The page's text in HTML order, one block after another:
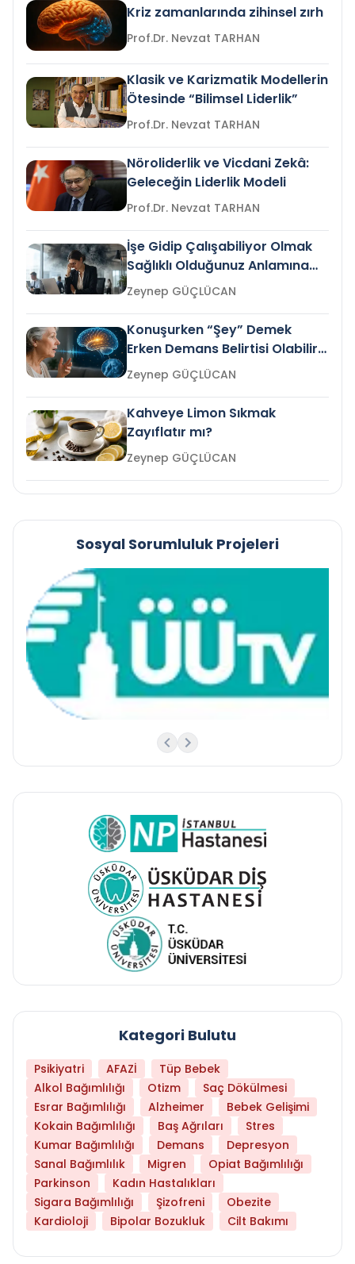
Kriz zamanlarında zihinsel zırh
Prof.Dr. Nevzat TARHAN
Klasik ve Karizmatik Modellerin
Ötesinde “Bilimsel Liderlik”
Prof.Dr. Nevzat TARHAN
Nöroliderlik ve Vicdani Zekâ:
Geleceğin Liderlik Modeli
Prof.Dr. Nevzat TARHAN
İşe Gidip Çalışabiliyor Olmak
Sağlıklı Olduğunuz Anlamına
Gelir mi?Zeynep GÜÇLÜCAN
Konuşurken “Şey” Demek
Erken Demans Belirtisi Olabilir
mi?
Zeynep GÜÇLÜCAN
Kahveye Limon Sıkmak
Zayıflatır mı?
Zeynep GÜÇLÜCAN
Sosyal Sorumluluk Projeleri
Kategori Bulutu
Psikiyatri AFAZİ
Tüp Bebek
Alkol Bağımlılığı
Otizm
Saç Dökülmesi
Esrar Bağımlılığı
Alzheimer
Bebek Gelişimi
Kokain Bağımlılığı
Baş Ağrıları
Stres
Kumar Bağımlılığı
Demans
Depresyon
Sanal Bağımlılık
Migren
Opiat Bağımlılığı
Parkinson
Kadın Hastalıkları
Sigara Bağımlılığı
Şizofreni
Obezite
Kardioloji
Bipolar Bozukluk Cilt Bakımı